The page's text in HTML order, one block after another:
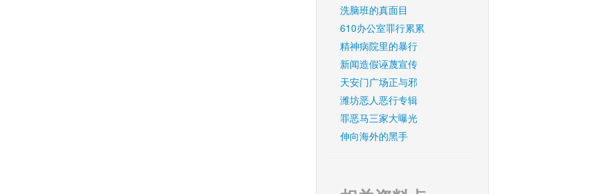
洗脑班的真面目
610办公室罪行累累
精神病院里的暴行
新闻造假诬蔑宣传
天安门广场正与邪
潍坊恶人恶行专辑
罪恶马三家大曝光
伸向海外的黑手